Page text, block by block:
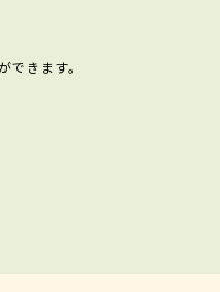
きます。